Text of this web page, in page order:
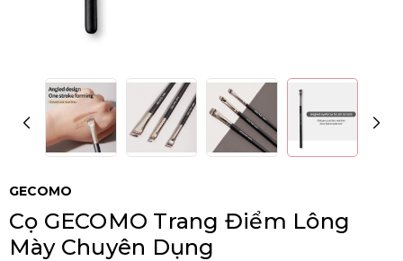
GECOMO
Cọ GECOMO Trang Điểm Lông
Mày Chuyên Dụng